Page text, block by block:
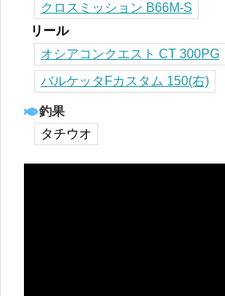
クロスミッション B66M-S
リール
オシアコンクエスト CT 300PG
バルケッタFカスタム 150(右)
釣果
タチウオ